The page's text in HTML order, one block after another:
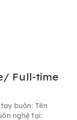
Full-time
buôn: Tên
nghệ tại: